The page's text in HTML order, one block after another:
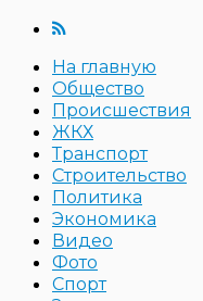
На главную
Общество
Происшествия
ЖКХ
Транспорт
Строительство
Политика
Экономика
Видео
Фото
Спорт